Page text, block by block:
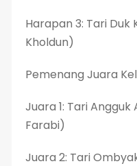
Harapan 3: Tari Duk
Kholdun)
Pemenang Juara
Juara 1: Tari
Farabi)
Juara 2: Tari